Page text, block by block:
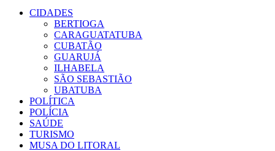
CIDADES
BERTIOGA
CARAGUATATUBA
CUBATÃO
GUARUJÁ
ILHABELA
SÃO SEBASTIÃO
UBATUBA
POLÍTICA
POLÍCIA
SAÚDE
TURISMO
MUSA DO LITORAL